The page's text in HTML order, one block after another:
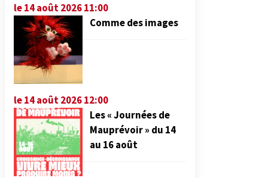
le 14 août 2026 11:00
Comme des images
le 14 août 2026 12:00
Les « Journées de
Mauprévoir » du 14
au 16 août